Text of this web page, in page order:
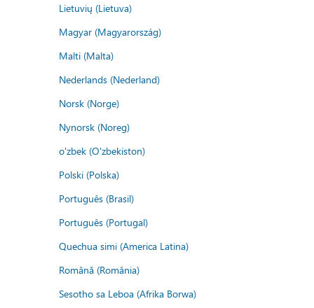
Lietuvių (Lietuva)
Magyar (Magyarország)
Malti (Malta)
Nederlands (Nederland)
Norsk (Norge)
Nynorsk (Noreg)
o'zbek (O'zbekiston)
Polski (Polska)
Português (Brasil)
Português (Portugal)
Quechua simi (America Latina)
Română (România)
Sesotho sa Leboa (Afrika Borwa)